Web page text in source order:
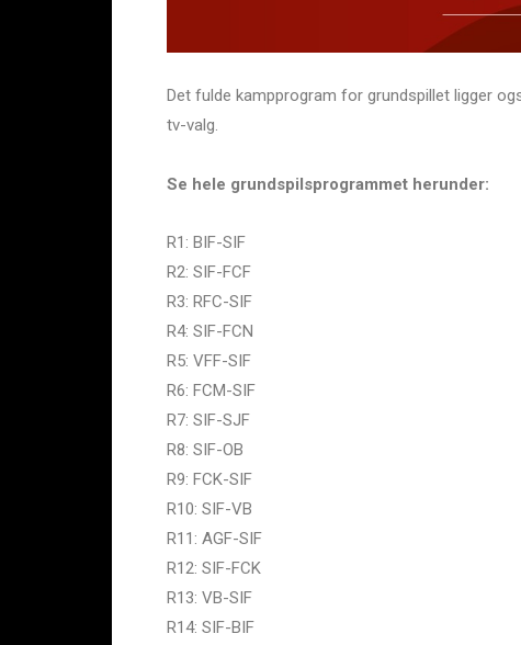
Det fulde kampprogram for grundspillet ligger
tv-valg.
Se hele grundspilsprogrammet herunder:
R1: BIF-SIF
R2: SIF-FCF
R3: RFC-SIF
R4: SIF-FCN
R5: VFF-SIF
R6: FCM-SIF
R7: SIF-SJF
R8: SIF-OB
R9: FCK-SIF
R10: SIF-VB
R11: AGF-SIF
R12: SIF-FCK
R13: VB-SIF
R14: SIF-BIF